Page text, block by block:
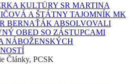
KULTÚRY SR MARTINA
A ŠTÁTNY TAJOMNÍK MK
BERNAŤÁK ABSOLVOVALI
OBED SO ZÁSTUPCAMI
NÁBOŽENSKÝCH
Články, PCSK